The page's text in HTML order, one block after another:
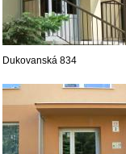
Dukovanská 834